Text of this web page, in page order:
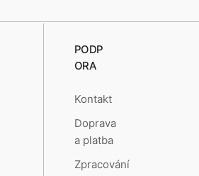
PODP
ORA
Kontakt
Doprava
a platba
Zpracování